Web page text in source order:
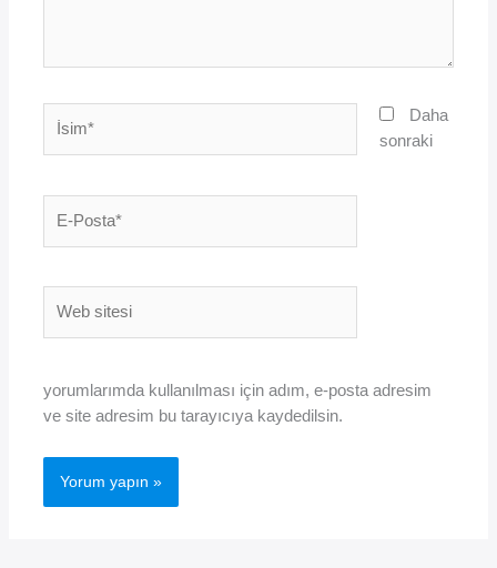
Posta*
sitesi
Daha
sonraki
yorumlarımda kullanılması için adım, e-posta adresim
ve site adresim bu tarayıcıya kaydedilsin.